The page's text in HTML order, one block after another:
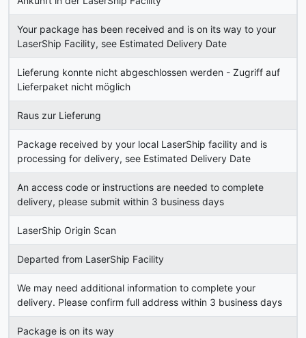
Your package has been received and is on its way to your
LaserShip Facility, see Estimated Delivery Date
Lieferung konnte nicht abgeschlossen werden - Zugriff auf
Lieferpaket nicht möglich
Raus zur Lieferung
Package received by your local LaserShip facility and is
processing for delivery, see Estimated Delivery Date
An access code or instructions are needed to complete
delivery, please submit within 3 business days
LaserShip Origin Scan
Departed from LaserShip Facility
We may need additional information to complete your
delivery. Please confirm full address within 3 business days
Package is on its way